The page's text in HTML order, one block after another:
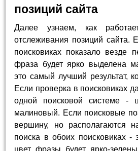
позиций сайта
Далее узнаем, как
отслеживания позиций сайта.
поисковиках показало везде
фраза будет ярко выделена
это самый лучший результат,
Если проверка в поисковиках
одной поисковой системе -
малиновый. Если поисковые
вершину, но располагаются
поиска в обоих поисковиках
цвет фразы будет ярко-